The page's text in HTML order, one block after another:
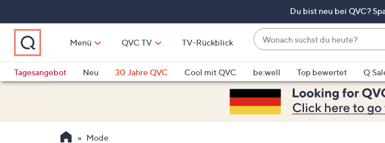
springen
Du bist neu bei QVC?
Menü QVC TV TV-Rückblick
Wonach
suchst
du
heute?
Vorschläge
verfügbar
sind,
verwenden
Tagesangebot
Neu 30 Jahre QVC Cool mit QVC be:well Top bewertet Q
Mode